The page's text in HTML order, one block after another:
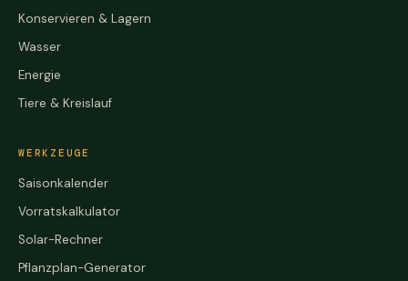
Konservieren & Lagern
Wasser
Energie
Tiere & Kreislauf
WERKZEUGE
Saisonkalender
Vorratskalkulator
Solar-Rechner
Pflanzplan-Generator